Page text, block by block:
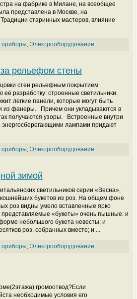
на фабрике в Милане, на всеобщее
представлена в Москве, на
старинных мастеров, влияние
приборы, Электрооборудование
рельефом стены
стен рельефным покрытием
разработку: строенные светильники.
легкие панели, которые могут быть
из фанеры. Причем они укладываются в
получаются узоры. Встроенные внутри
энергосберегающими лампами придают
приборы, Электрооборудование
зимой
светильников серии «Весна»,
букетов из роз. На общем фоне
роз видны умело вставленные ярко
«букеты» очень пышные: и
небольшого букета невесты; и
роз, собранных вместе; и ...
приборы, Электрооборудование
громоотвод?Если
необходимые условия его